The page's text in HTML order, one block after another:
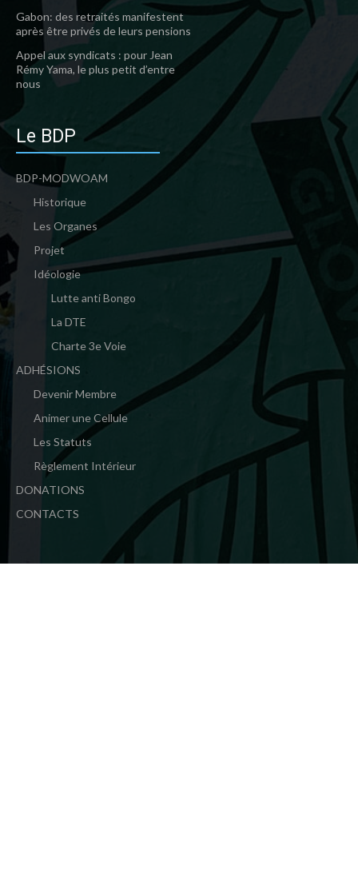
Gabon: des retraités manifestent
après être privés de leurs pensions
Appel aux syndicats : pour Jean
Rémy Yama, le plus petit d’entre
nous
Le BDP
BDP-MODWOAM
Historique
Les Organes
Projet
Idéologie
Lutte anti Bongo
La DTE
Charte 3e Voie
ADHÉSIONS
Devenir Membre
Animer une Cellule
Les Statuts
Règlement Intérieur
DONATIONS
CONTACTS